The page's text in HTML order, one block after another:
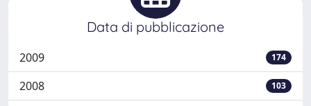
Data di pubblicazione
2009 174
2008 103